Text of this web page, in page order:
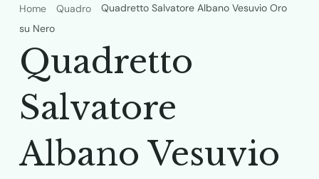
Home Quadro
Quadretto Salvatore Albano Vesuvio Oro
su Nero
Quadretto
Salvatore
Albano Vesuvio